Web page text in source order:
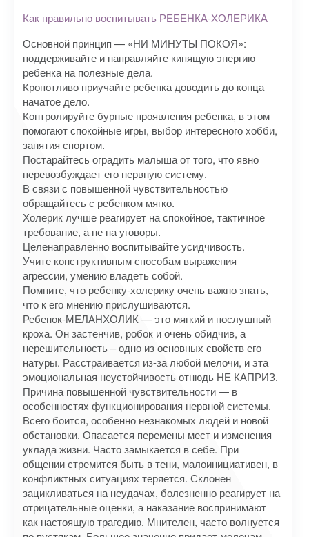
Как правильно воспитывать РЕБЕНКА-ХОЛЕРИКА
Основной принцип — «НИ МИНУТЫ ПОКОЯ»:
поддерживайте и направляйте кипящую энергию
ребенка на полезные дела.
Кропотливо приучайте ребенка доводить до конца
начатое дело.
Контролируйте бурные проявления ребенка, в этом
помогают спокойные игры, выбор интересного хобби,
занятия спортом.
Постарайтесь оградить малыша от того, что явно
перевозбуждает его нервную систему.
В связи с повышенной чувствительностью
обращайтесь с ребенком мягко.
Холерик лучше реагирует на спокойное, тактичное
требование, а не на уговоры.
Целенаправленно воспитывайте усидчивость.
Учите конструктивным способам выражения
агрессии, умению владеть собой.
Помните, что ребенку-холерику очень важно знать,
что к его мнению прислушиваются.
Ребенок-МЕЛАНХОЛИК — это мягкий и послушный
кроха. Он застенчив, робок и очень обидчив, а
нерешительность – одно из основных свойств его
натуры. Расстраивается из-за любой мелочи, и эта
эмоциональная неустойчивость отнюдь НЕ КАПРИЗ.
Причина повышенной чувствительности — в
особенностях функционирования нервной системы.
Всего боится, особенно незнакомых людей и новой
обстановки. Опасается перемены мест и изменения
уклада жизни. Часто замыкается в себе. При
общении стремится быть в тени, малоинициативен, в
конфликтных ситуациях теряется. Склонен
зацикливаться на неудачах, болезненно реагирует на
отрицательные оценки, а наказание воспринимают
как настоящую трагедию. Мнителен, часто волнуется